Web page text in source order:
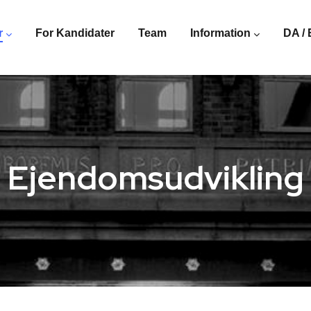
For Kandidater Team Information DA /
Ejendomsudvikling